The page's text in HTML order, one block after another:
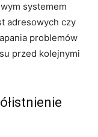
systemem
adresowych czy
problemów
przed kolejnymi